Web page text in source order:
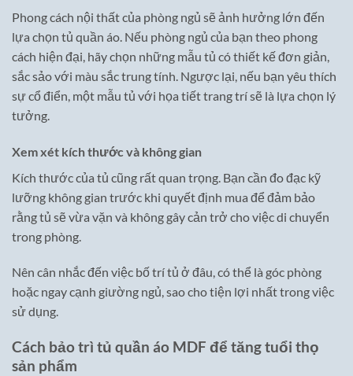
Phong cách nội thất của phòng ngủ sẽ ảnh hưởng lớn đến
lựa chọn tủ quần áo. Nếu phòng ngủ của bạn theo phong
cách hiện đại, hãy chọn những mẫu tủ có thiết kế đơn giản,
sắc sảo với màu sắc trung tính. Ngược lại, nếu bạn yêu thích
sự cổ điển, một mẫu tủ với họa tiết trang trí sẽ là lựa chọn lý
tưởng.
Xem xét kích thước và không gian
Kích thước của tủ cũng rất quan trọng. Bạn cần đo đạc kỹ
lưỡng không gian trước khi quyết định mua để đảm bảo
rằng tủ sẽ vừa vặn và không gây cản trở cho việc di chuyển
trong phòng.
Nên cân nhắc đến việc bố trí tủ ở đâu, có thể là góc phòng
hoặc ngay cạnh giường ngủ, sao cho tiện lợi nhất trong việc
sử dụng.
Cách bảo trì tủ quần áo MDF để tăng tuổi thọ
sản phẩm